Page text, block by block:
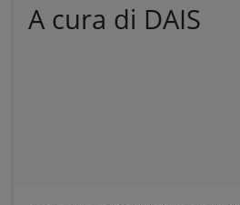
A cura di DAIS